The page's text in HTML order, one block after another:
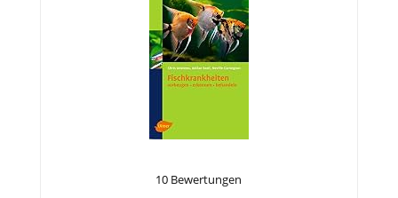
10 Bewertungen